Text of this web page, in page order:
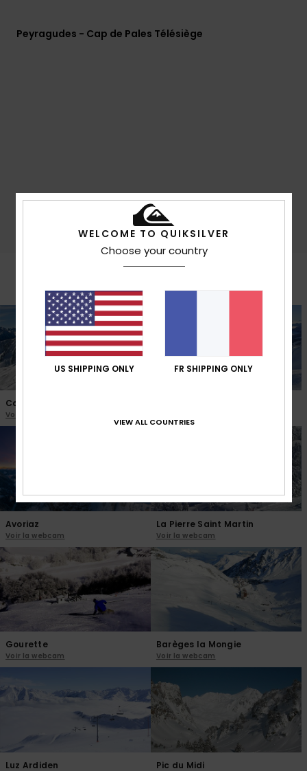
Peyragudes - Cap de Pales Télésiège
Peyragudes - Cap de Pales Arrivée
Cauterets
Voir la webcam
Avoriaz
Voir la webcam
La Pierre Saint Martin
Voir la webcam
Gourette
Voir la webcam
Barèges la Mongie
Voir la webcam
Luz Ardiden Pic du Midi
WELCOME TO QUIKSILVER
Choose your country
US SHIPPING ONLY FR SHIPPING ONLY
VIEW ALL COUNTRIES